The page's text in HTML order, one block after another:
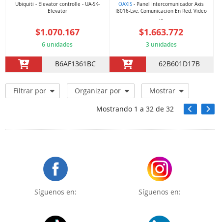
Ubiquiti - Elevator controlle - UA-SK-
Elevator
$1.070.167
6 unidades
B6AF1361BC
OAXIS - Panel Intercomunicador Axis
I8016-Lve, Comunicacion En Red, Video
...
$1.663.772
3 unidades
62B601D17B
Filtrar por Organizar por
Mostrar
Mostrando 1 a 32 de 32
Síguenos en: Síguenos en: